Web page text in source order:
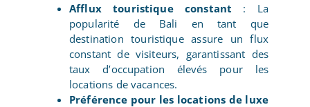
Afflux touristique constant : La
popularité de Bali en tant que
destination touristique assure un flux
constant de visiteurs, garantissant des
taux d’occupation élevés pour les
locations de vacances.
Préférence pour les locations de luxe